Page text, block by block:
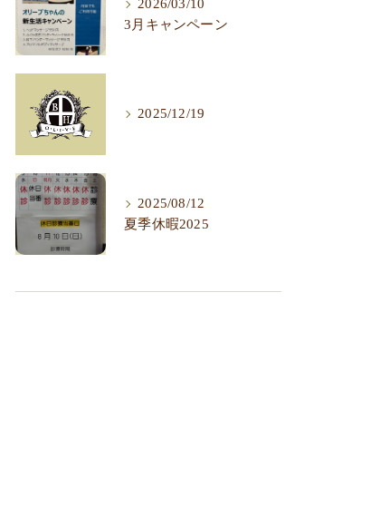
2026/03/10
3月キャンペーン
2025/12/19
2025/08/12
夏季休暇2025